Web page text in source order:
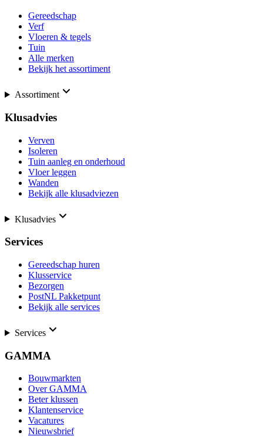
Gereedschap
Verf
Vloeren & tegels
Tuin
Alle merken
Bekijk het assortiment
Assortiment
Klusadvies
Verven
Isoleren
Tuin aanleg en onderhoud
Vloer leggen
Wanden
Bekijk alle klusadviezen
Klusadvies
Services
Gereedschap huren
Klusservice
Bezorgen
PostNL Pakketpunt
Bekijk alle services
Services
GAMMA
Bouwmarkten
Over GAMMA
Beter klussen
Klantenservice
Vacatures
Nieuwsbrief